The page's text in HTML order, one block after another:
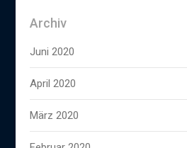
Archiv
Juni 2020
April 2020
März 2020